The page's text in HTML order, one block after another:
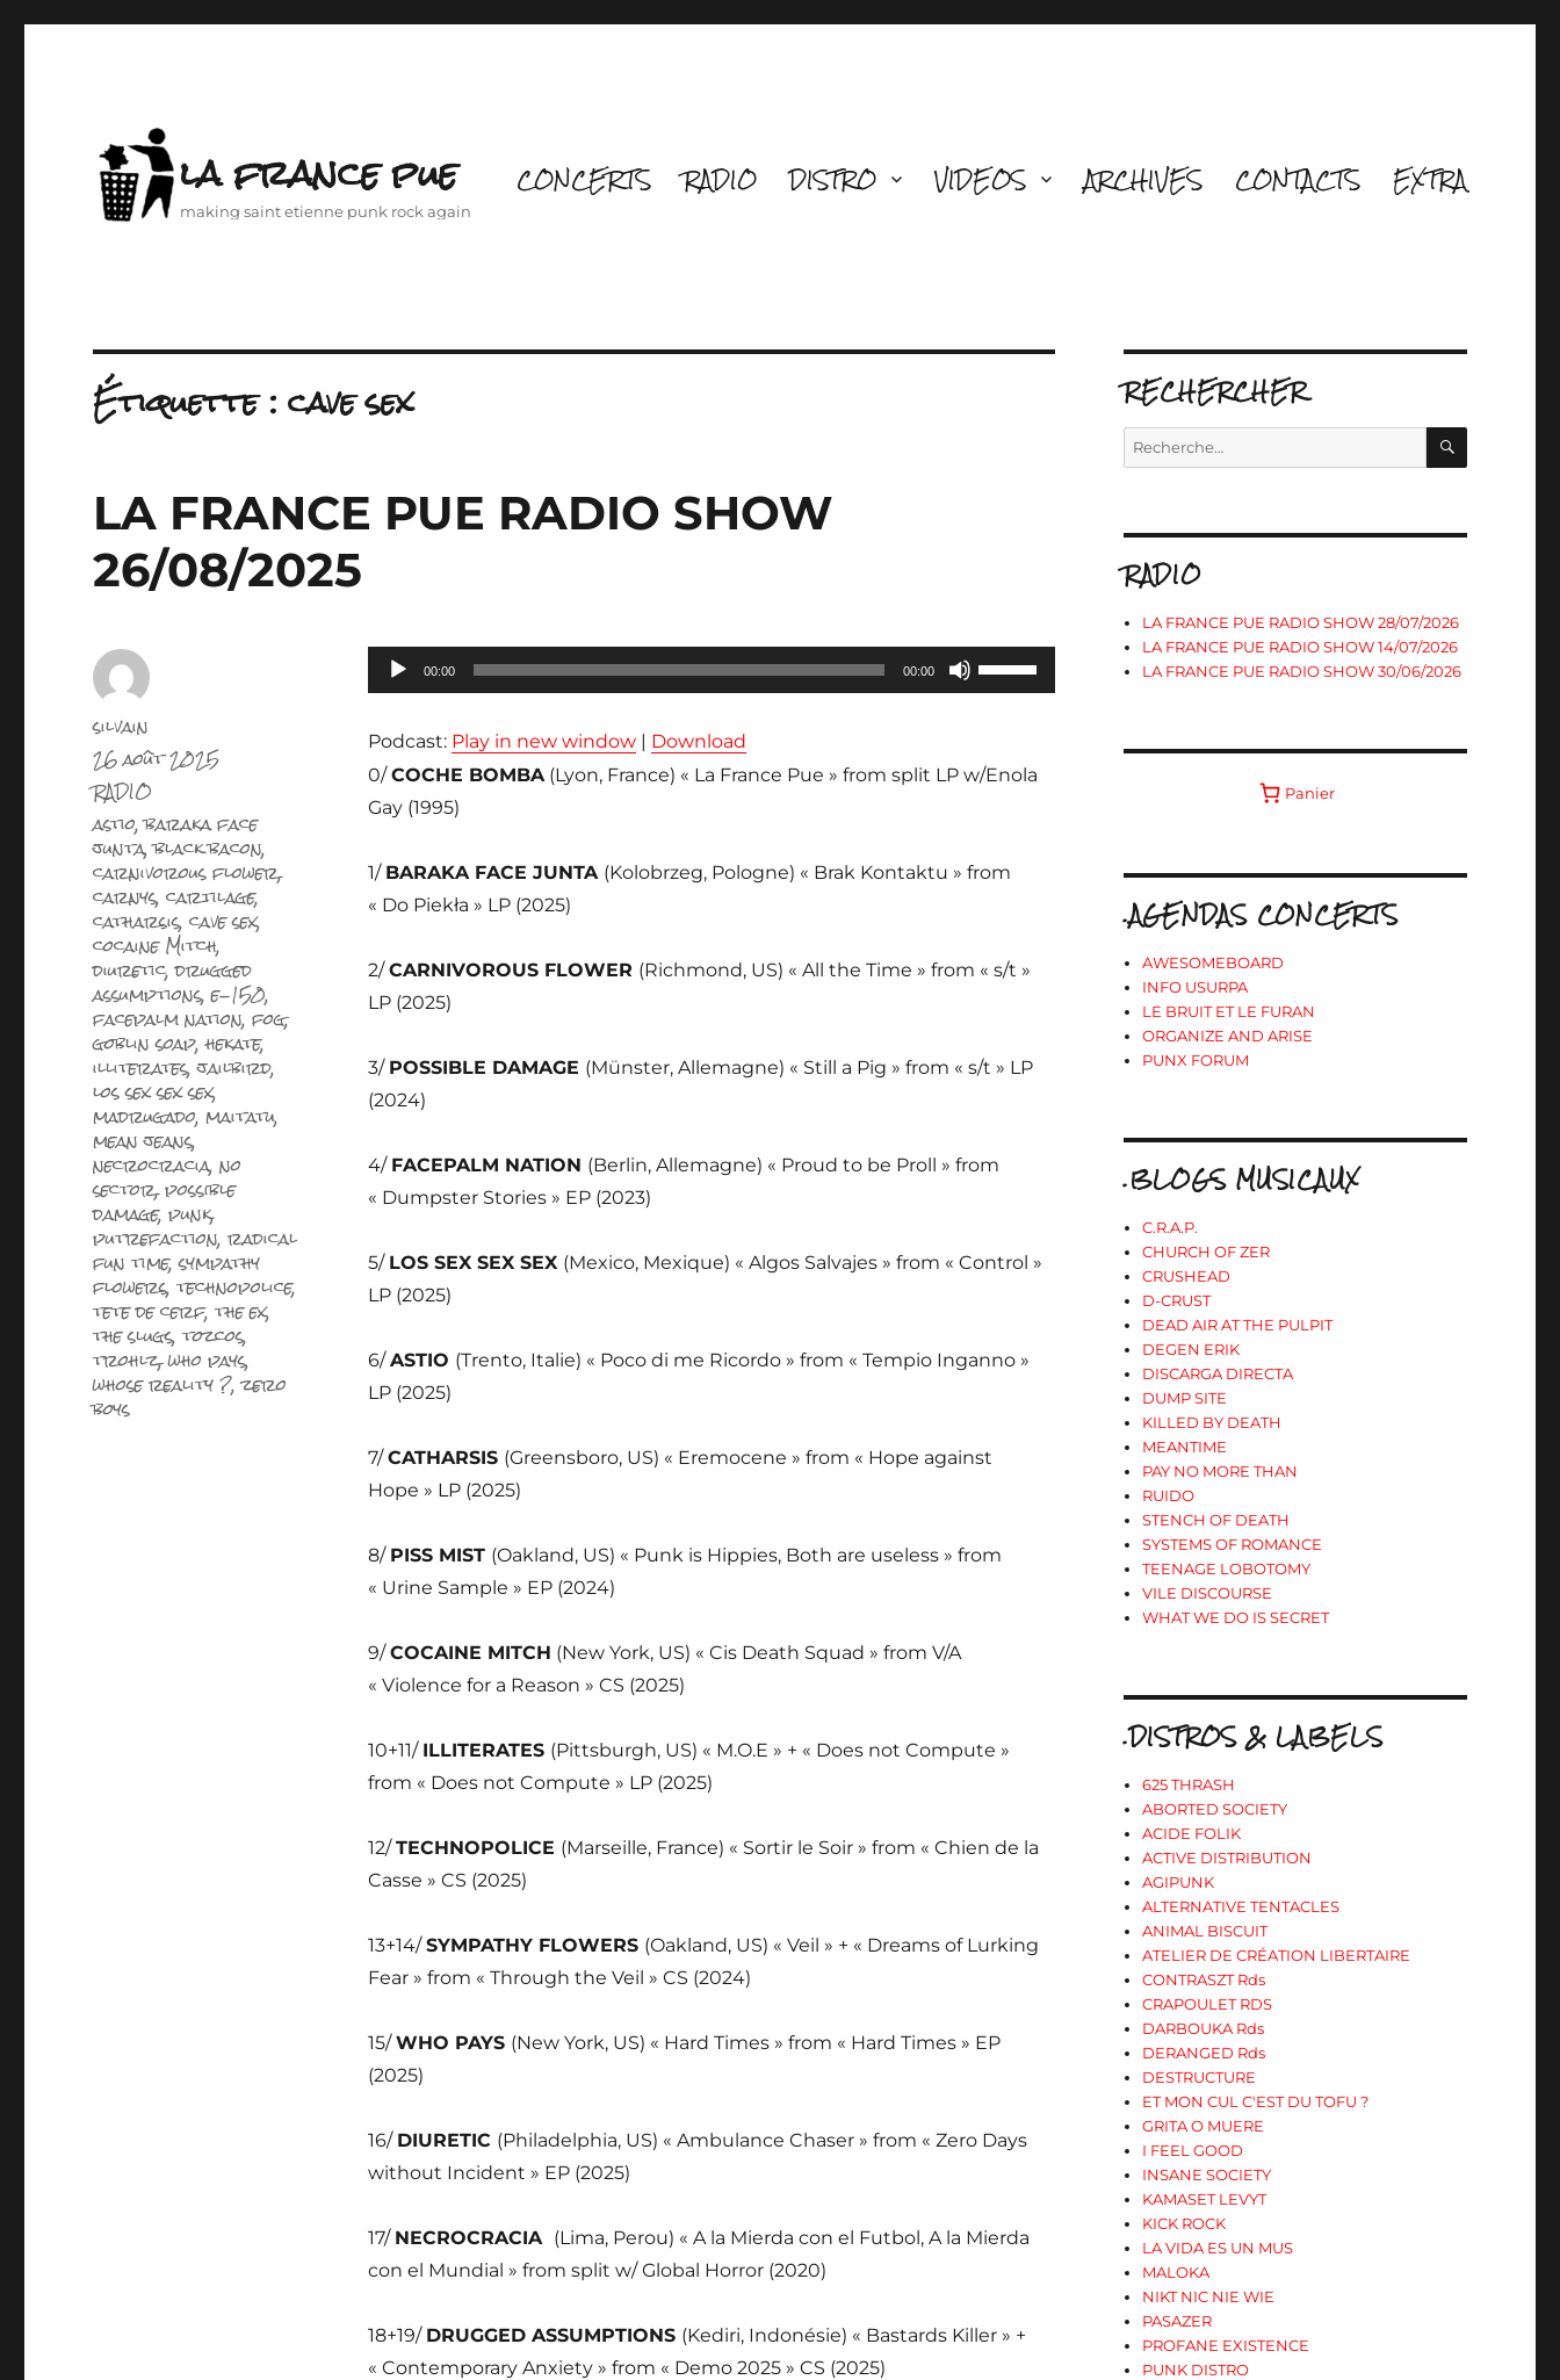
la france pue
making saint etienne punk rock again
CONCERTS RADIO DISTRO VIDEOS ARCHIVES CONTACTS EXTRA
Étiquette :cave sex
LA FRANCE PUE RADIO SHOW
26/08/2025
Lecteur
audio
00:00 00:00
Utilisez
les
Podcast: Play in new window| Download
0/COCHE BOMBA(Lyon, France) « La France Pue » from split LP w/Enola
Gay (1995)
1/ BARAKA FACE JUNTA (Kolobrzeg, Pologne) « Brak Kontaktu » from
« Do Piekła » LP (2025)
2/CARNIVOROUS FLOWER (Richmond, US) « All the Time » from « s/t »
LP (2025)
3/ POSSIBLE DAMAGE (Münster, Allemagne) « Still a Pig » from « s/t » LP
(2024)
4/ FACEPALM NATION (Berlin, Allemagne) « Proud to be Proll » from
« Dumpster Stories » EP (2023)
5/ LOS SEX SEX SEX (Mexico, Mexique) « Algos Salvajes » from « Control »
LP (2025)
6/ASTIO (Trento, Italie) « Poco di me Ricordo » from « Tempio Inganno »
LP (2025)
7/CATHARSIS (Greensboro, US) « Eremocene » from « Hope against
Hope » LP (2025)
8/ PISS MIST (Oakland, US) « Punk is Hippies, Both are useless » from
« Urine Sample » EP (2024)
9/COCAINE MITCH (New York, US) « Cis Death Squad » from V/A
« Violence for a Reason » CS (2025)
10+11/ ILLITERATES (Pittsburgh, US) « M.O.E » + « Does not Compute »
from « Does not Compute » LP (2025)
12/TECHNOPOLICE (Marseille, France) « Sortir le Soir » from « Chien de la
Casse » CS (2025)
13+14/SYMPATHY FLOWERS (Oakland, US) « Veil » + « Dreams of Lurking
Fear » from « Through the Veil » CS (2024)
15/WHO PAYS (New York, US) « Hard Times » from « Hard Times » EP
(2025)
16/ DIURETIC (Philadelphia, US) « Ambulance Chaser » from « Zero Days
without Incident » EP (2025)
17/ NECROCRACIA (Lima, Perou) « A la Mierda con el Futbol, A la Mierda
con el Mundial » from split w/ Global Horror (2020)
18+19/ DRUGGED ASSUMPTIONS (Kediri, Indonésie) « Bastards Killer » +
« Contemporary Anxiety » from « Demo 2025 » CS (2025)
Auteur
silvain
Publié
le
26 août 2025
Catégories
RADIO
Étiquettes
astio,baraka face
junta,black bacon,
carnivorous flower,
carnys,cartilage,
catharsis,cave sex,
cocaine Mitch,
diuretic,drugged
assumptions,e-150,
facepalm nation,fog,
goblin soap,hekate,
illiterates,jailbird,
los sex sex sex,
madrugado,maitatu,
mean jeans,
necrocracia,no
sector,possible
damage,punk,
putrefaction,radical
fun time,sympathy
flowers,technopolice,
tete de cerf,the ex,
the slugs,tozcos,
trohlz,who pays,
whose reality ?,zero
boys
RECHERCHER
Recherche
RADIO
LA FRANCE PUE RADIO SHOW 28/07/2026
LA FRANCE PUE RADIO SHOW 14/07/2026
LA FRANCE PUE RADIO SHOW 30/06/2026
Panier
.AGENDAS CONCERTS
AWESOMEBOARD
INFO USURPA
LE BRUIT ET LE FURAN
ORGANIZE AND ARISE
PUNX FORUM
.BLOGS MUSICAUX
C.R.A.P.
CHURCH OF ZER
CRUSHEAD
D-CRUST
DEAD AIR AT THE PULPIT
DEGEN ERIK
DISCARGA DIRECTA
DUMP SITE
KILLED BY DEATH
MEANTIME
PAY NO MORE THAN
RUIDO
STENCH OF DEATH
SYSTEMS OF ROMANCE
TEENAGE LOBOTOMY
VILE DISCOURSE
WHAT WE DO IS SECRET
.DISTROS & LABELS
625 THRASH
ABORTED SOCIETY
ACIDE FOLIK
ACTIVE DISTRIBUTION
AGIPUNK
ALTERNATIVE TENTACLES
ANIMAL BISCUIT
ATELIER DE CRÉATION LIBERTAIRE
CONTRASZT Rds
CRAPOULET RDS
DARBOUKA Rds
DERANGED Rds
DESTRUCTURE
ET MON CUL C'EST DU TOFU ?
GRITA O MUERE
I FEEL GOOD
INSANE SOCIETY
KAMASET LEVYT
KICK ROCK
LA VIDA ES UN MUS
MALOKA
NIKT NIC NIE WIE
PASAZER
PROFANE EXISTENCE
PUNK DISTRO